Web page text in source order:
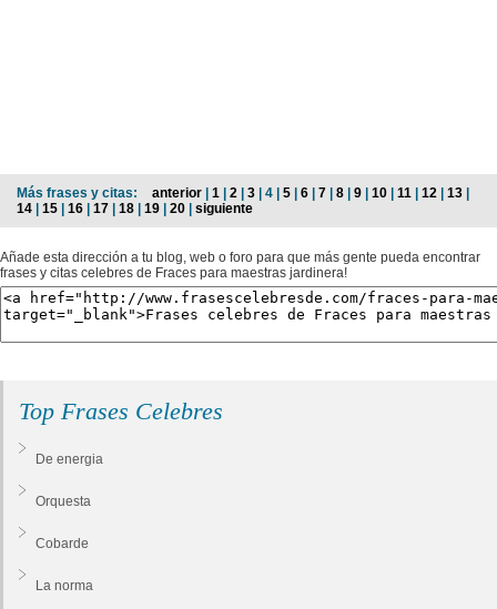
Más frases y citas: anterior | 1 | 2 | 3 | 4 | 5 | 6 | 7 | 8 | 9 | 10 | 11 | 12 | 13 |
14 | 15 | 16 | 17 | 18 | 19 | 20 | siguiente
Añade esta dirección a tu blog, web o foro para que más gente pueda encontrar
frases y citas celebres de Fraces para maestras jardinera!
Top Frases Celebres
De energia
Orquesta
Cobarde
La norma